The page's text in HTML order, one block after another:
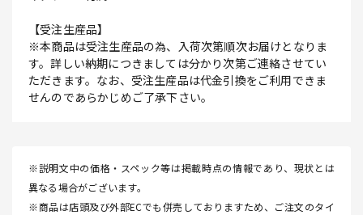
【受注生産品】
※本商品は受注生産品の為、入荷次第順次お届けとなりま
す。詳しい納期につきましては分かり次第ご連絡させてい
ただきます。なお、受注生産品は代金引換をご利用できま
せんのであらかじめご了承下さい。
※説明文中の価格・スペック等は掲載時点の情報であり、現状とは
異なる場合がございます。
※商品は店頭及び外部ECでも併売しておりますため、ご注文のタイ